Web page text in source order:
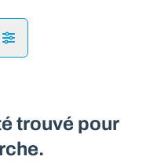
trouvé pour